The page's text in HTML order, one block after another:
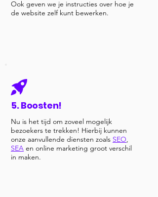
Ook geven we je instructies over hoe je
de website zelf kunt bewerken.
5. Boosten!
Nu is het tijd om zoveel mogelijk
bezoekers te trekken! Hierbij kunnen
onze aanvullende diensten zoals SEO,
SEA en online marketing groot verschil
in maken.